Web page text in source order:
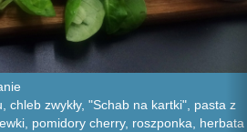
chleb zwykły, "Schab na kartki", pasta z
pomidory cherry, roszponka, herbata